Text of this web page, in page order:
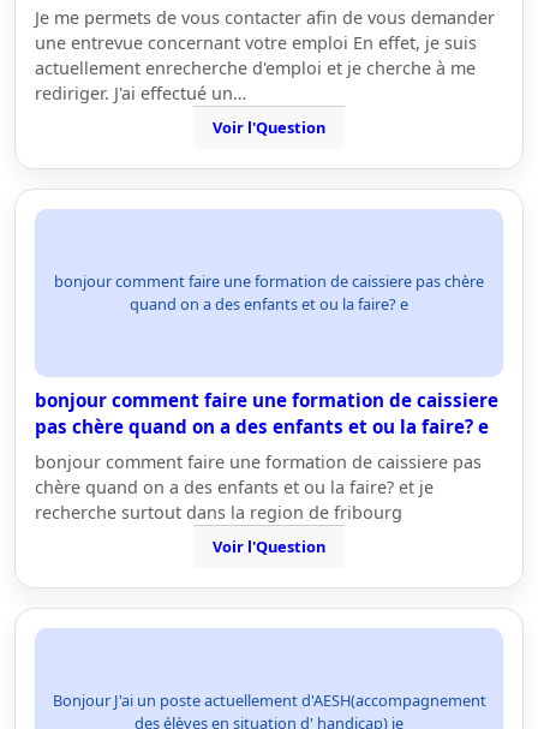
Je me permets de vous contacter afin de vous demander
une entrevue concernant votre emploi En effet, je suis
actuellement enrecherche d'emploi et je cherche à me
rediriger. J'ai effectué un…
Voir l'Question
bonjour comment faire une formation de caissiere pas chère
quand on a des enfants et ou la faire? e
bonjour comment faire une formation de caissiere
pas chère quand on a des enfants et ou la faire? e
bonjour comment faire une formation de caissiere pas
chère quand on a des enfants et ou la faire? et je
recherche surtout dans la region de fribourg
Voir l'Question
Bonjour J'ai un poste actuellement d'AESH(accompagnement
des élèves en situation d' handicap) je